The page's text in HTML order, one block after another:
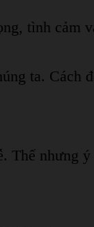
tình cảm
ta. Cách
Thế nhưng ý